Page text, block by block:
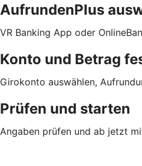
AufrundenPlus
VR Banking App oder
Konto und Betrag
Girokonto auswählen,
Prüfen und starten
Angaben prüfen und ab jetzt